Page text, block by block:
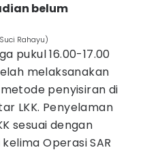
belum
Rahayu)
pukul 16.00-17.00
melaksanakan
penyisiran di
LKK. Penyelaman
sesuai dengan
Operasi SAR